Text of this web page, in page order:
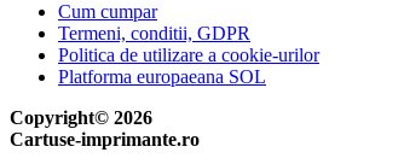
Cum cumpar
Termeni, conditii, GDPR
Politica de utilizare a cookie-urilor
Platforma europaeana SOL
Copyright© 2026
Cartuse-imprimante.ro